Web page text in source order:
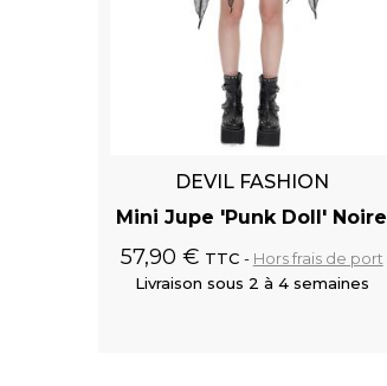
DEVIL FASHION
Mini Jupe 'Punk Doll' Noire
57,90 € TTC
Hors frais de port
Livraison sous 2 à 4 semaines